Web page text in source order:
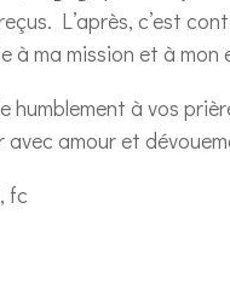
L’après, c’est
à ma mission et à mon
humblement à vos
amour et
fc